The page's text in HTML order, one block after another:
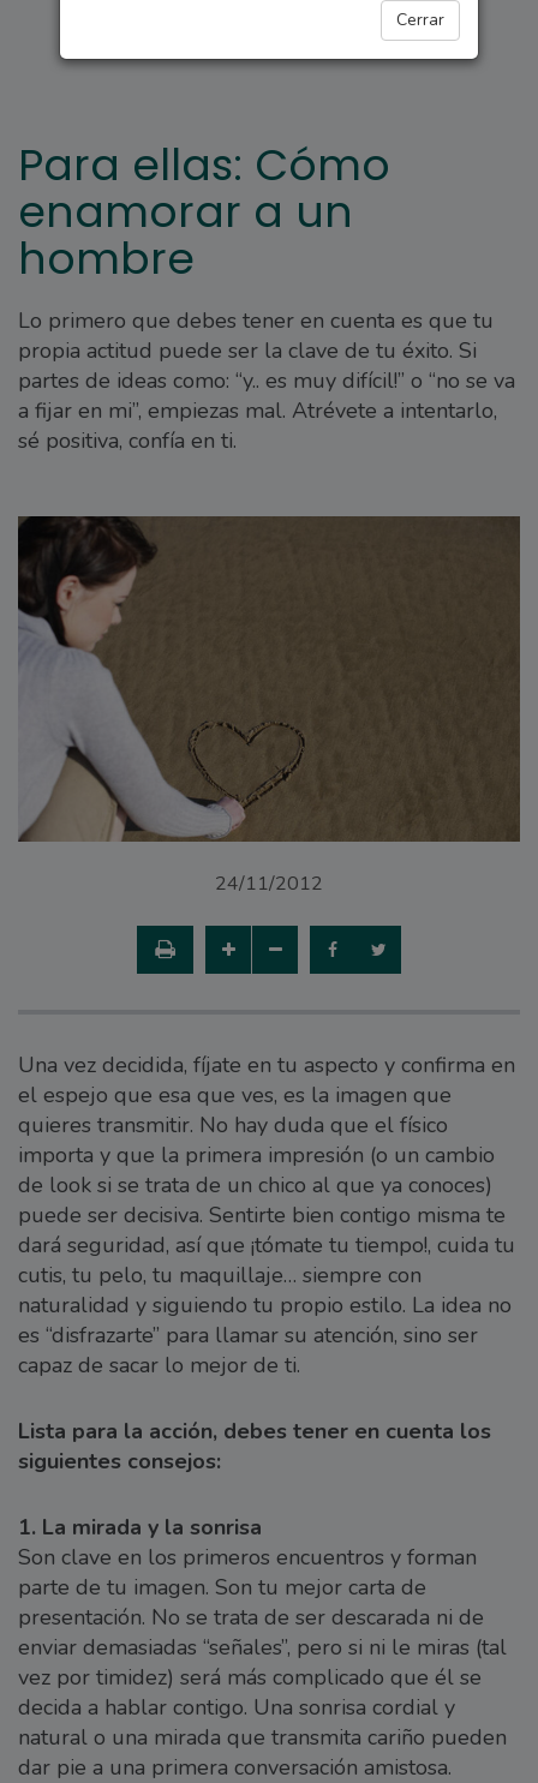
Cerrar
Para ellas: Cómo
enamorar a un
hombre
Lo primero que debes tener en cuenta es que tu
propia actitud puede ser la clave de tu éxito. Si
partes de ideas como: “y.. es muy difícil!” o “no se va
a fijar en mi”, empiezas mal. Atrévete a intentarlo,
sé positiva, confía en ti.
24/11/2012
Una vez decidida, fíjate en tu aspecto y confirma en
el espejo que esa que ves, es la imagen que
quieres transmitir. No hay duda que el físico
importa y que la primera impresión (o un cambio
de look si se trata de un chico al que ya conoces)
puede ser decisiva. Sentirte bien contigo misma te
dará seguridad, así que ¡tómate tu tiempo!, cuida tu
cutis, tu pelo, tu maquillaje… siempre con
naturalidad y siguiendo tu propio estilo. La idea no
es “disfrazarte” para llamar su atención, sino ser
capaz de sacar lo mejor de ti.
Lista para la acción, debes tener en cuenta los
siguientes consejos:
1. La mirada y la sonrisa
Son clave en los primeros encuentros y forman
parte de tu imagen. Son tu mejor carta de
presentación. No se trata de ser descarada ni de
enviar demasiadas “señales”, pero si ni le miras (tal
vez por timidez) será más complicado que él se
decida a hablar contigo. Una sonrisa cordial y
natural o una mirada que transmita cariño pueden
dar pie a una primera conversación amistosa.